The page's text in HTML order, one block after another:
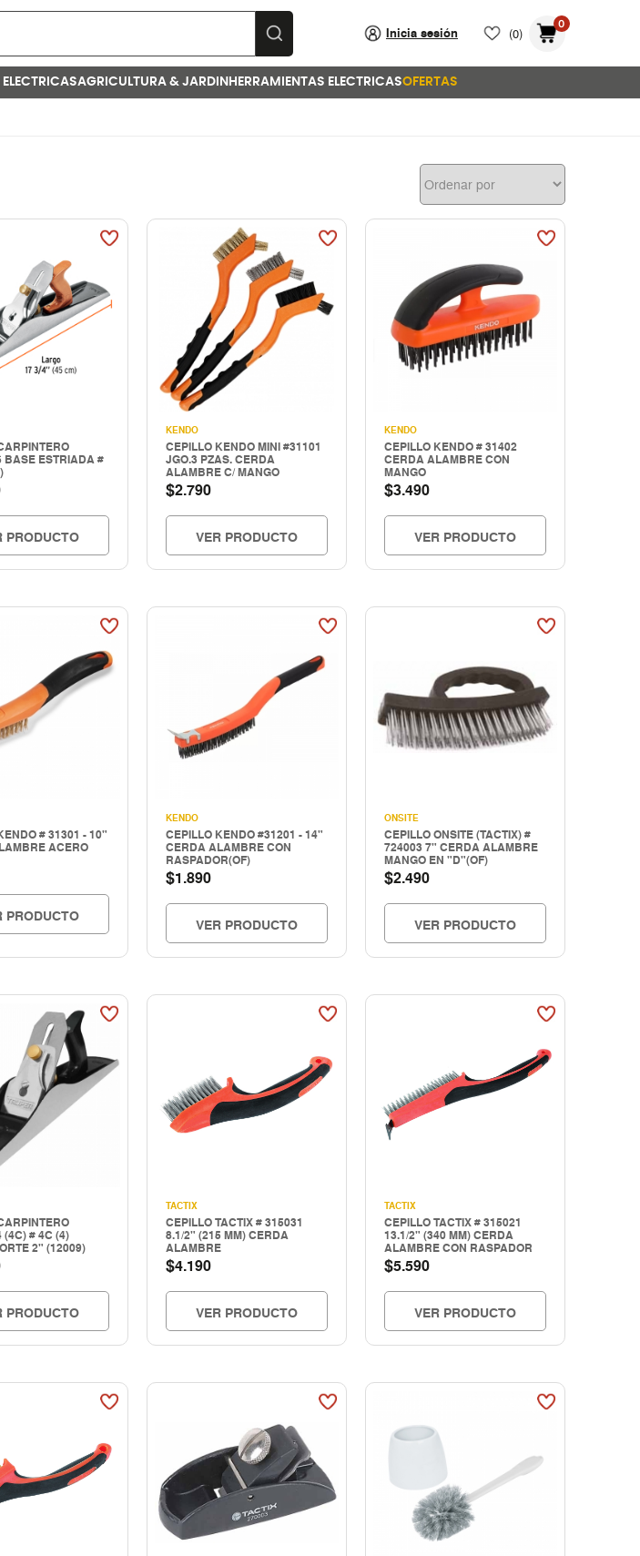
Inicia sesión (0)
0
ELECTRICASAGRICULTURA & JARDIN HERRAMIENTAS ELECTRICASOFERTAS
BASE ESTRIADA #
PRODUCTO
KENDO
CEPILLO KENDO MINI #31101
JGO.3 PZAS. CERDA
ALAMBRE C/ MANGO
$2.790
VER PRODUCTO
KENDO
CEPILLO KENDO # 31402
CERDA ALAMBRE CON
MANGO
$3.490
VER PRODUCTO
# 31301 - 10"
ACERO
PRODUCTO
KENDO
CEPILLO KENDO #31201 - 14"
CERDA ALAMBRE CON
RASPADOR(OF)
$1.890
VER PRODUCTO
ONSITE
CEPILLO ONSITE (TACTIX) #
724003 7" CERDA ALAMBRE
MANGO EN "D"(OF)
$2.490
VER PRODUCTO
(4C) # 4C (4)
2" (12009)
PRODUCTO
TACTIX
CEPILLO TACTIX # 315031
8.1/2" (215 MM) CERDA
ALAMBRE
$4.190
VER PRODUCTO
TACTIX
CEPILLO TACTIX # 315021
13.1/2" (340 MM) CERDA
ALAMBRE CON RASPADOR
$5.590
VER PRODUCTO